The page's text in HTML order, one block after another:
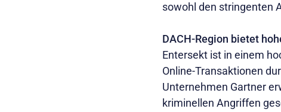
sowohl den stringenten
DACH-Region bietet
Entersekt ist in einem
Online-Transaktionen
Unternehmen Gartner
kriminellen Angriffen